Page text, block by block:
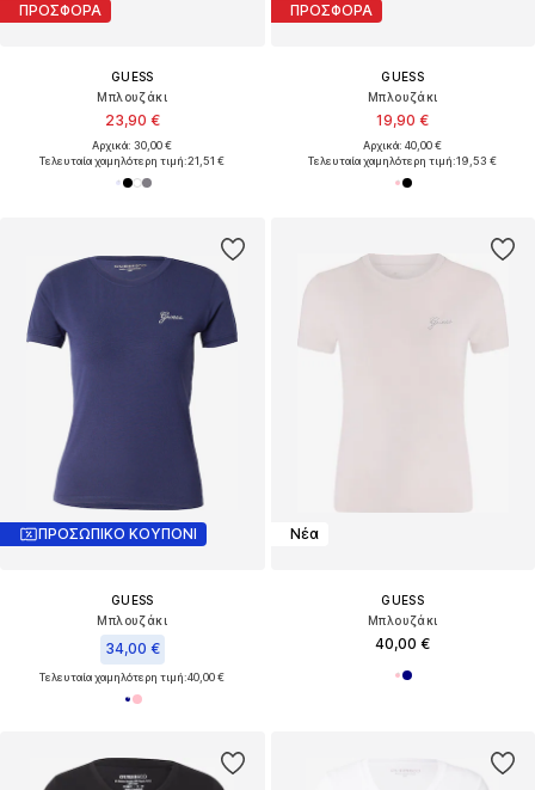
ΠΡΟΣΦΟΡΑ
GUESS
Μπλουζάκι
23,90 €
Αρχικά: 30,00 €
Τελευταία χαμηλότερη τιμή:21,51 €
ΠΡΟΣΦΟΡΑ
GUESS
Μπλουζάκι
19,90 €
Αρχικά: 40,00 €
Τελευταία χαμηλότερη τιμή:19,53 €
ΠΡΟΣΩΠΙΚΟ ΚΟΥΠΟΝΙ
GUESS
Μπλουζάκι
34,00 €
Τελευταία χαμηλότερη τιμή:40,00 €
Νέα
GUESS
Μπλουζάκι
40,00 €